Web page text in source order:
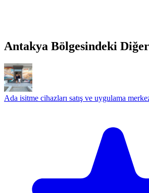
Antakya Bölgesindeki
Ada isitme cihazları satış ve uygulama